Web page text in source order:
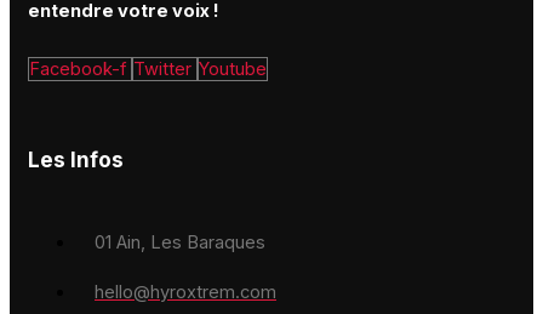
entendre votre voix !
Facebook-f Twitter Youtube
Les Infos
01 Ain, Les Baraques
hello@hyroxtrem.com